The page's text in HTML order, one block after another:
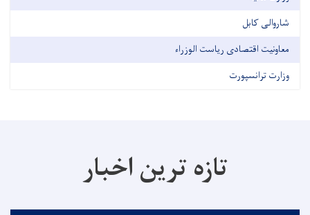
شاروالی کابل
معاونیت اقتصادی ریاست الوزراء
وزارت ترانسپورت
تازه ترین اخبار